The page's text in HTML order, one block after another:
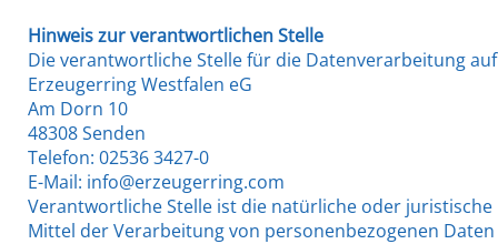
Hinweis zur verantwortlichen Stelle
Die verantwortliche Stelle für die Datenverarbeitung
Erzeugerring Westfalen eG
Am Dorn 10
48308 Senden
Telefon: 02536 3427-0
E-Mail: info@erzeugerring.com
Verantwortliche Stelle ist die natürliche oder
Mittel der Verarbeitung von personenbezogenen Daten